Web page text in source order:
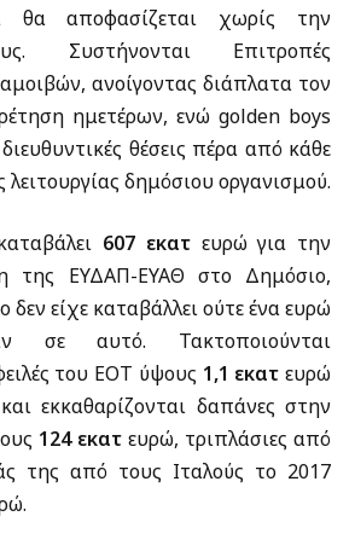
θα αποφασίζεται χωρίς την
Συστήνονται Επιτροπές
ανοίγοντας διάπλατα τον
ημετέρων, ενώ golden boys
θέσεις πέρα από κάθε
λειτουργίας δημόσιου οργανισμού.
607 εκατευρώ για την
της ΕΥΔΑΠ-ΕΥΑΘ στο Δημόσιο,
δεν είχε καταβάλλει ούτε ένα ευρώ
σε αυτό. Τακτοποιούνται
του ΕΟΤ ύψους 1,1 εκατ ευρώ
εκκαθαρίζονται δαπάνες στην
124 εκατ ευρώ, τριπλάσιες από
της από τους Ιταλούς το 2017